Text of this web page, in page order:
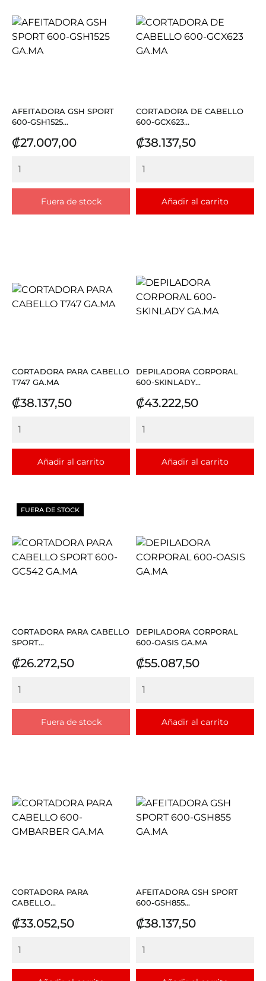
AFEITADORA GSH SPORT
600-GSH1525...
Precio
₡27.007,00
Fuera de stock
CORTADORA DE CABELLO
600-GCX623...
Precio
₡38.137,50
Añadir al carrito
CORTADORA PARA CABELLO
T747 GA.MA
Precio
₡38.137,50
Añadir al carrito
DEPILADORA CORPORAL
600-SKINLADY...
Precio
₡43.222,50
Añadir al carrito
CORTADORA PARA CABELLO
SPORT...
Precio
₡26.272,50
Fuera de stock
FUERA DE STOCK
DEPILADORA CORPORAL
600-OASIS GA.MA
Precio
₡55.087,50
Añadir al carrito
CORTADORA PARA
CABELLO...
Precio
₡33.052,50
AFEITADORA GSH SPORT
600-GSH855...
Precio
₡38.137,50